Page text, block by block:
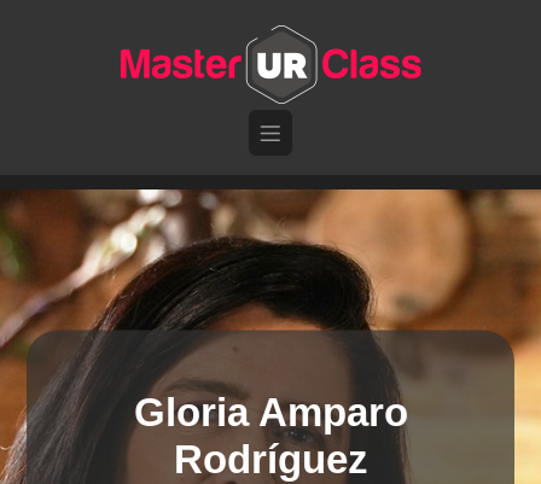
Gloria Amparo
Rodríguez